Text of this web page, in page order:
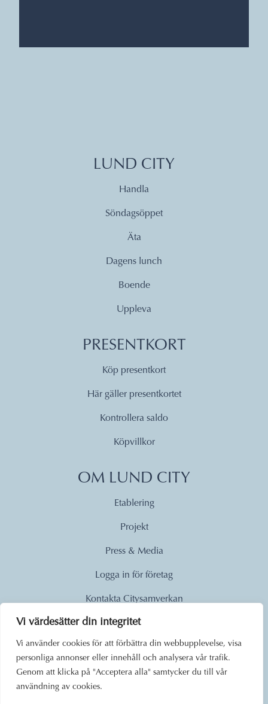
Vi värdesätter din integritet
Vi använder cookies för att förbättra din webbupplevelse, visa
personliga annonser eller innehåll och analysera vår trafik.
Genom att klicka på "Acceptera alla" samtycker du till vår
användning av cookies.
LUND CITY
Handla
Söndagsöppet
Äta
Dagens lunch
Boende
Uppleva
PRESENTKORT
Köp presentkort
Här gäller presentkortet
Kontrollera saldo
Köpvillkor
OM LUND CITY
Etablering
Projekt
Press & Media
Logga in för företag
Kontakta Citysamverkan
Lund City. Alla rättigheter
förbehållna.